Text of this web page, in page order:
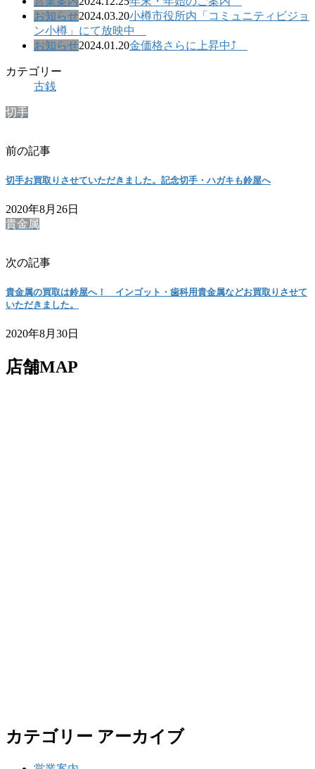
お知らせ2024.03.20小樽市役所内「コミュニティビジョ
ン小樽」にて放映中
お知らせ2024.01.20金価格さらに上昇中⤴
カテゴリー
古銭
切手
前の記事
切手お買取りさせていただきました。記念切手・ハガキも鈴屋へ
2020年8月26日
貴金属
次の記事
貴金属の買取は鈴屋へ！ インゴット・歯科用貴金属などお買取りさせて
いただきました。
2020年8月30日
店舗MAP
カテゴリー アーカイブ